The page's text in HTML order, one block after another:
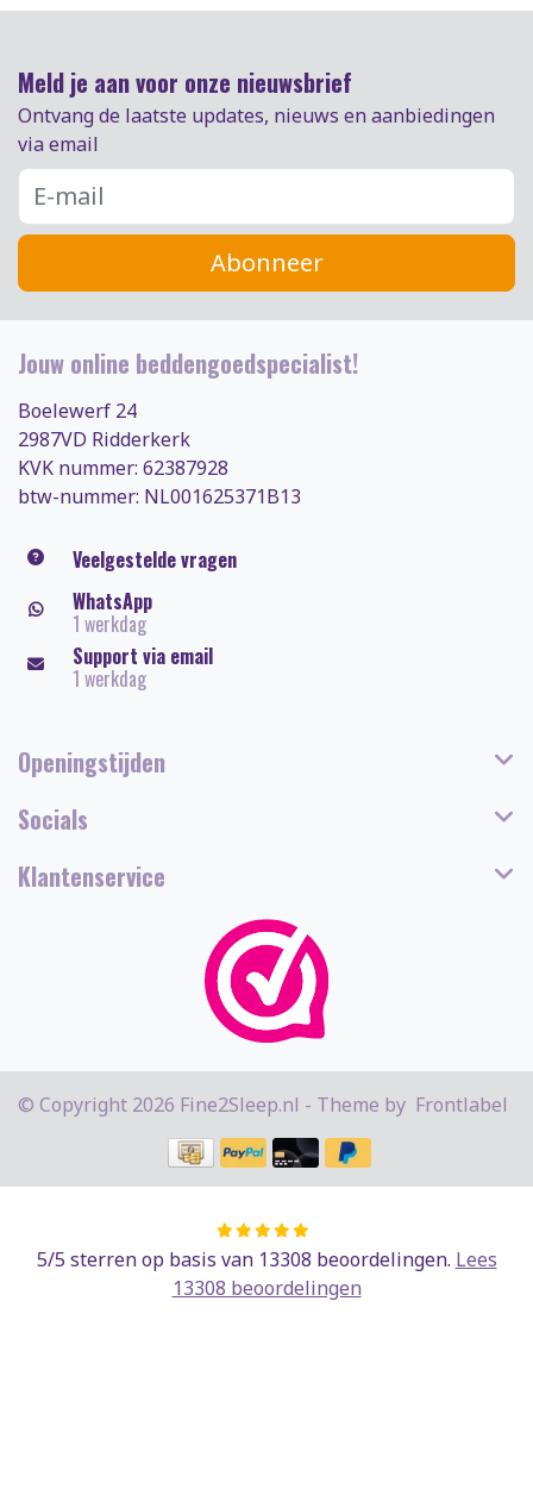
Meld je aan voor onze nieuwsbrief
Ontvang de laatste updates, nieuws en aanbiedingen
via email
Abonneer
Jouw online beddengoedspecialist!
Boelewerf 24
2987VD Ridderkerk
KVK nummer: 62387928
btw-nummer: NL001625371B13
Veelgestelde vragen
WhatsApp
1 werkdag
Support via email
1 werkdag
Openingstijden
Socials
Klantenservice
© Copyright 2026 Fine2Sleep.nl - Theme by Frontlabel
5/5 sterren op basis van 13308 beoordelingen. Lees
13308 beoordelingen